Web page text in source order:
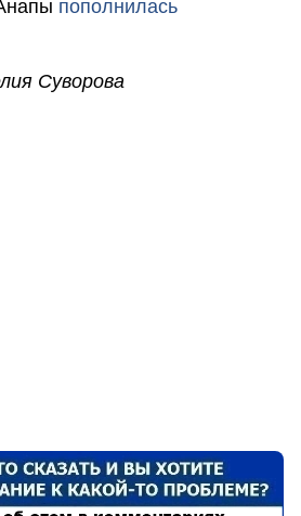
пополнилась
Суворова